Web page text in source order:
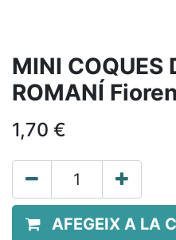
MINI COQUES
ROMANÍ
1,70 €
AFEGEIX A LA